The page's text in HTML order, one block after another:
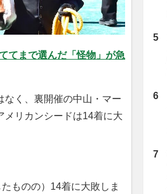
てまで選んだ「怪物」が急
なく、裏開催の中山・マー
メリカンシードは14着に大
ものの）14着に大敗しま